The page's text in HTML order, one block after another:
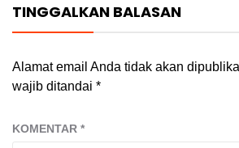
TINGGALKAN BALASAN
Alamat email Anda tidak akan
wajib ditandai *
KOMENTAR *